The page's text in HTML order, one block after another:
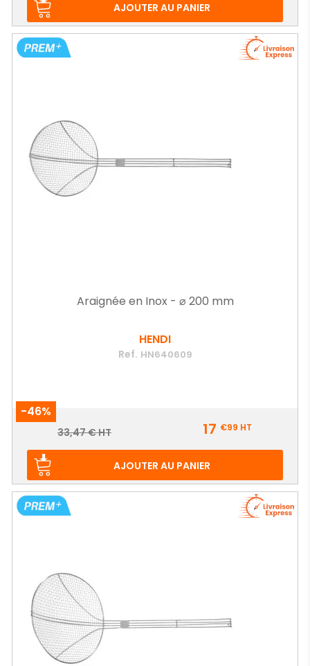
AJOUTER AU PANIER
Araignée en Inox - ⌀ 200 mm
HENDI
Ref. HN640609
-46%
Prix
Prix
33,47 € HT 17 €99 HT
AJOUTER AU PANIER